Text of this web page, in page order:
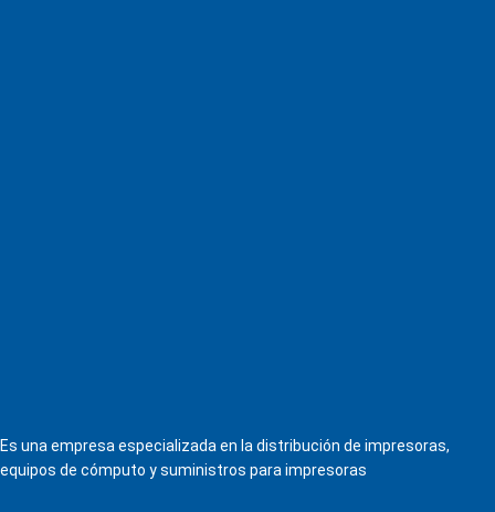
Es una empresa especializada en la distribución de impresoras,
equipos de cómputo y suministros para impresoras